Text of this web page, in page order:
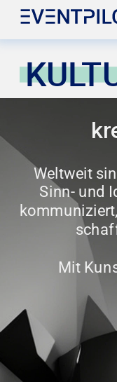
Weltweit
Sinn- und
Mit